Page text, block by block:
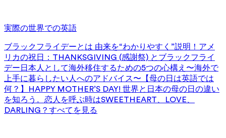
実際の世界での英語
ブラックフライデーとは 由来を“わかりやすく”説明！ アメ
リカの祝日：THANKSGIVING (感謝祭) とブラックフライ
デー 日本人として海外移住するための5つの心構え〜海外で
上手に暮らしたい人へのアドバイス〜 【母の日は英語では
何？】HAPPY MOTHER’S DAY! 世界と日本の母の日の違い
を知ろう。 恋人を呼ぶ時はSWEETHEART、LOVE、
DARLING？ すべてを見る